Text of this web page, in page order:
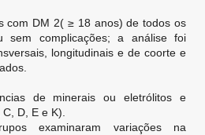
com DM 2( ≥ 18 anos) de todos os
sem complicações; a análise foi
longitudinais e de coorte e
de minerais ou eletrólitos e
D, E e K).
examinaram variações na